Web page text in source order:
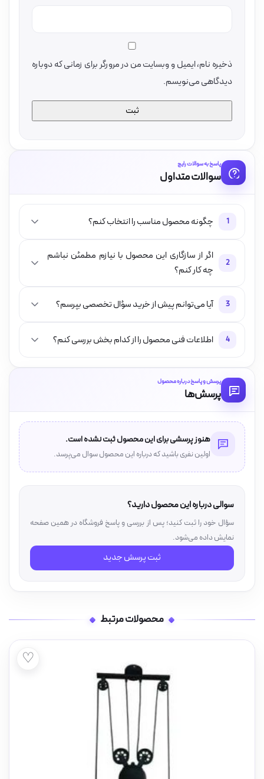
ذخیره نام، ایمیل و وبسایت من در مرورگر برای زمانی که دوباره
دیدگاهی می‌نویسم.
پاسخ به سوالات رایج
سوالات متداول
1 چگونه محصول مناسب را انتخاب کنم؟
2
اگر از سازگاری این محصول با نیازم مطمئن نباشم
چه کار کنم؟
3 آیا می‌توانم پیش از خرید سؤال تخصصی بپرسم؟
4 اطلاعات فنی محصول را از کدام بخش بررسی کنم؟
پرسش و پاسخ درباره محصول
پرسش‌ها
هنوز پرسشی برای این محصول ثبت نشده است.
اولین نفری باشید که درباره این محصول سوال می‌پرسد.
سوالی درباره این محصول دارید؟
سؤال خود را ثبت کنید؛ پس از بررسی و پاسخ فروشگاه در همین صفحه
نمایش داده می‌شود.
ثبت پرسش جدید
محصولات مرتبط
♡